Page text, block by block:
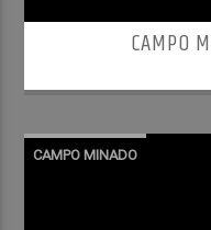
CAMPO
CAMPO MINADO